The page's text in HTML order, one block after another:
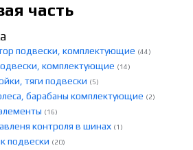
часть
подвески, комплектующие (44)
комплектующие (14)
тяги подвески (5)
барабаны комплектующие (2)
(16)
контроля в шинах (1)
подвески (20)